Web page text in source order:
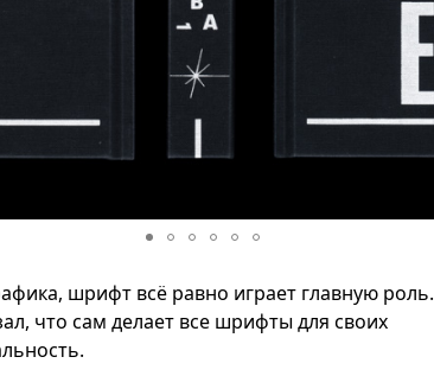
шрифт всё равно играет главную роль.
что сам делает все шрифты для своих